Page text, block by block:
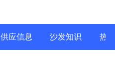
供应信息 沙发知识 热